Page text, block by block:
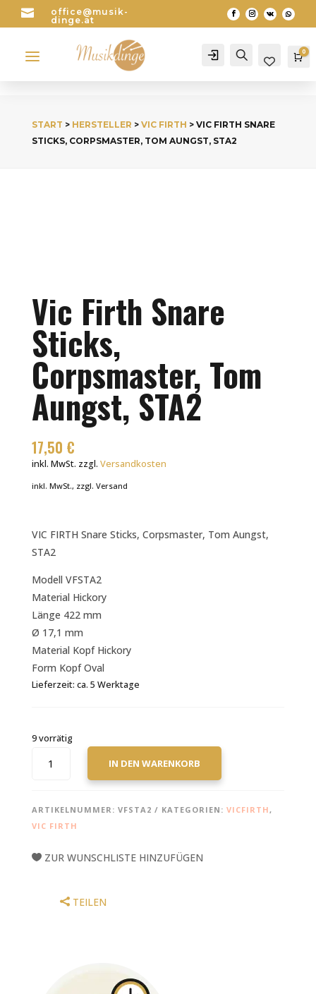

office@musik-
dinge.at
a Account Search 0
START > HERSTELLER > VIC FIRTH > VIC FIRTH SNARE
STICKS, CORPSMASTER, TOM AUNGST, STA2
Vic Firth Snare
Sticks,
Corpsmaster, Tom
Aungst, STA2
17,50 €
inkl. MwSt. zzgl. Versandkosten
inkl. MwSt., zzgl. Versand
VIC FIRTH Snare Sticks, Corpsmaster, Tom Aungst,
STA2
Modell VFSTA2
Material Hickory
Länge 422 mm
Ø 17,1 mm
Material Kopf Hickory
Form Kopf Oval
Lieferzeit: ca. 5 Werktage
9 vorrätig
FIRTH
AUNGST,
IN DEN WARENKORB
ARTIKELNUMMER: VFSTA2 KATEGORIEN: VICFIRTH,
VIC FIRTH
ZUR WUNSCHLISTE HINZUFÜGEN
TEILEN